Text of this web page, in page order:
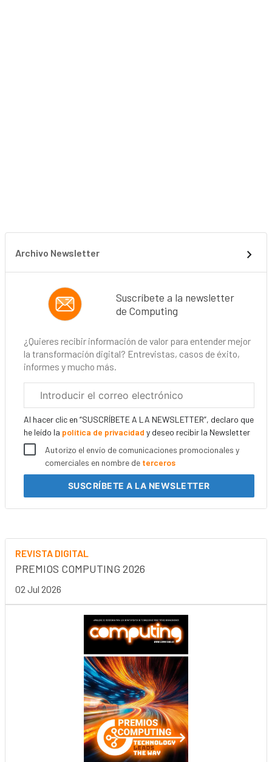
Archivo Newsletter
Suscríbete a la newsletter
de Computing
¿Quieres recibir información de valor para entender mejor
la transformación digital? Entrevistas, casos de éxito,
informes y mucho más.
electrónico
Al hacer clic en “SUSCRÍBETE A LA NEWSLETTER”, declaro que
he leído la política de privacidad y deseo recibir la Newsletter
Autorizo el envío de comunicaciones promocionales y
comerciales en nombre de terceros
SUSCRÍBETEA LA NEWSLETTER
REVISTA DIGITAL
PREMIOS COMPUTING 2026
02 Jul 2026